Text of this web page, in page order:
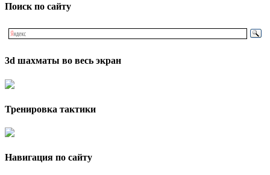
Поиск по сайту
3d шахматы во весь экран
Тренировка тактики
Навигация по сайту